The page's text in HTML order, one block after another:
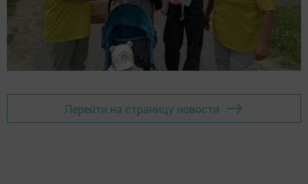
Перейти на страницу новости